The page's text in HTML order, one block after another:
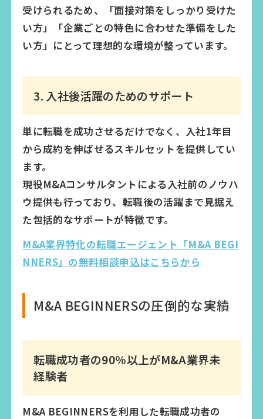
受けられるため、「面接対策をしっかり受けた
い方」「企業ごとの特色に合わせた準備をした
い方」にとって理想的な環境が整っています。
3. 入社後活躍のためのサポート
単に転職を成功させるだけでなく、入社1年目
から成約を伸ばせるスキルセットを提供してい
ます。
現役M&Aコンサルタントによる入社前のノウハ
ウ提供も行っており、転職後の活躍まで見据え
た包括的なサポートが特徴です。
M&A業界特化の転職エージェント「M&A BEGI
NNERS」の無料相談申込はこちらから
M&A BEGINNERSの圧倒的な実績
転職成功者の90%以上がM&A業界未
経験者
M&A BEGINNERSを利用した転職成功者の